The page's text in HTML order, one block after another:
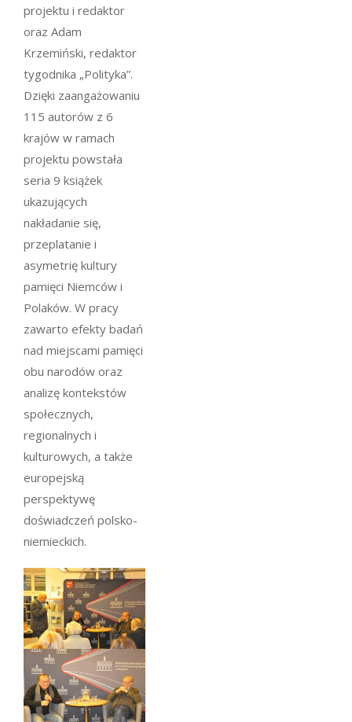
projektu i redaktor
oraz Adam
Krzemiński, redaktor
tygodnika „Polityka”.
Dzięki zaangażowaniu
115 autorów z 6
krajów w ramach
projektu powstała
seria 9 książek
ukazujących
nakładanie się,
przeplatanie i
asymetrię kultury
pamięci Niemców i
Polaków. W pracy
zawarto efekty badań
nad miejscami pamięci
obu narodów oraz
analizę kontekstów
społecznych,
regionalnych i
kulturowych, a także
europejską
perspektywę
doświadczeń polsko-
niemieckich.